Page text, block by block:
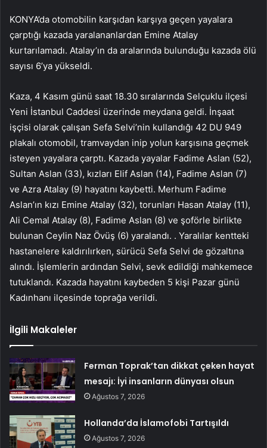
KONYA’da otomobilin karşıdan karşıya geçen yayalara
çarptığı kazada yaralananlardan Emine Atalay
kurtarılamadı. Atalay’ın da aralarında bulunduğu kazada ölü
sayısı 6’ya yükseldi.
Kaza, 4 Kasım günü saat 18.30 sıralarında Selçuklu ilçesi
Yeni İstanbul Caddesi üzerinde meydana geldi. İnşaat
işçisi olarak çalışan Sefa Selvi’nin kullandığı 42 DU 949
plakalı otomobil, tramvaydan inip yolun karşısına geçmek
isteyen yayalara çarptı. Kazada yayalar Fadime Aslan (52),
Sultan Aslan (33), kızları Elif Aslan (14), Fadime Aslan (7)
ve Azra Atalay (9) hayatını kaybetti. Merhum Fadime
Aslan’ın kızı Emine Atalay (32), torunları Hasan Atalay (11),
Ali Cemal Atalay (8), Fadime Aslan (8) ve şoförle birlikte
bulunan Ceylin Naz Övüş (6) yaralandı. . Yaralılar kentteki
hastanelere kaldırılırken, sürücü Sefa Selvi de gözaltına
alındı. İşlemlerin ardından Selvi, sevk edildiği mahkemece
tutuklandı. Kazada hayatını kaybeden 5 kişi Pazar günü
Kadınhanı ilçesinde toprağa verildi.
İlgili Makaleler
Ferman Toprak’tan dikkat çeken hayat
mesajı: İyi insanların dünyası olsun
Ağustos 7, 2026
Hollanda’da İslamofobi Tartışıldı
Ağustos 7, 2026